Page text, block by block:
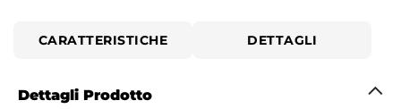
CARATTERISTICHE DETTAGLI
Dettagli Prodotto